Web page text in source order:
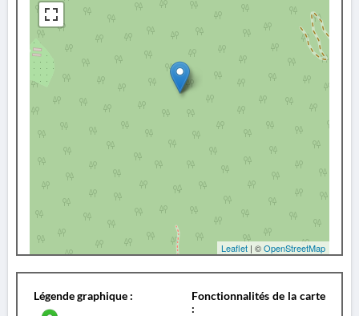
Leaflet | ©OpenStreetMap
Légende graphique :
Fonctionnalités de la carte
: